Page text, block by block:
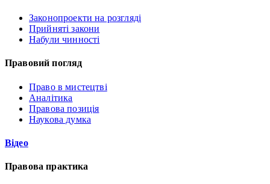
Законопроекти на розгляді
Прийняті закони
Набули чинності
Правовий погляд
Право в мистецтві
Аналітика
Правова позиція
Наукова думка
Відео
Правова практика